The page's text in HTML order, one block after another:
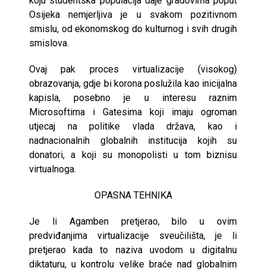
Osijeka nemjerljiva je u svakom pozitivnom
smislu, od ekonomskog do kulturnog i svih drugih
smislova.
Ovaj pak proces virtualizacije (visokog)
obrazovanja, gdje bi korona poslužila kao inicijalna
kapisla, posebno je u interesu raznim
Microsoftima i Gatesima koji imaju ogroman
utjecaj na politike vlada država, kao i
nadnacionalnih globalnih institucija kojih su
donatori, a koji su monopolisti u tom biznisu
virtualnoga.
OPASNA TEHNIKA
Je li Agamben pretjerao, bilo u ovim
predviđanjima virtualizacije sveučilišta, je li
pretjerao kada to naziva uvodom u digitalnu
diktaturu, u kontrolu velike braće nad globalnim